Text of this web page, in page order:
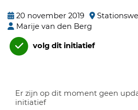
20 november 2019
Marije van den Berg
volg dit initiatief
Er zijn op dit moment geen
initiatief